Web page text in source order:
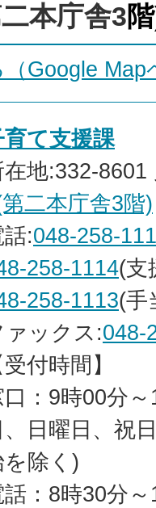
本庁舎3
Google Map
育て支援課
在地:332-8601
二本庁舎3階)
話:048-258-
258-1114(支
258-1113(手
ァックス:048-
受付時間】
口：9時00分
、日曜日、祝
を除く)
話：8時30分